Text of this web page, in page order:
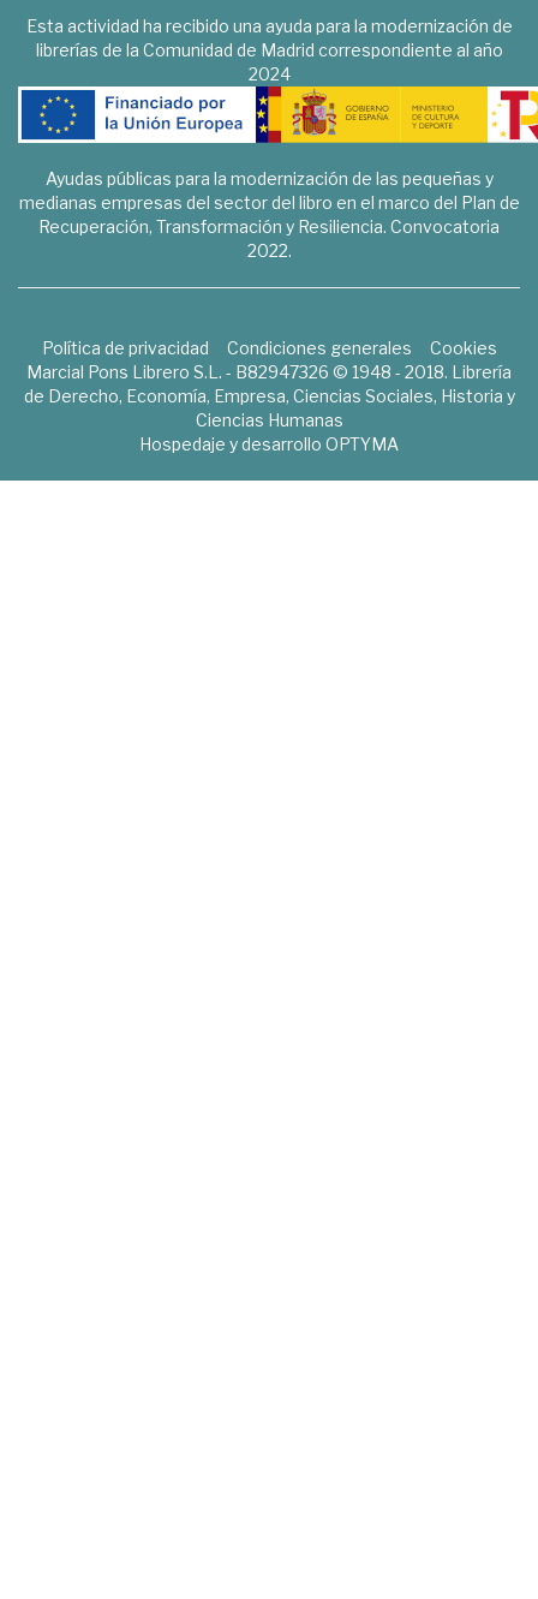
Esta actividad ha recibido una ayuda para la modernización de
librerías de la Comunidad de Madrid correspondiente al año
2024
Ayudas públicas para la modernización de las pequeñas y
medianas empresas del sector del libro en el marco del Plan de
Recuperación, Transformación y Resiliencia. Convocatoria
2022.
Política de privacidad Condiciones generales
Cookies
Marcial Pons Librero S.L. - B82947326 © 1948 - 2018. Librería
de Derecho, Economía, Empresa, Ciencias Sociales, Historia y
Ciencias Humanas
Hospedaje y desarrollo OPTYMA